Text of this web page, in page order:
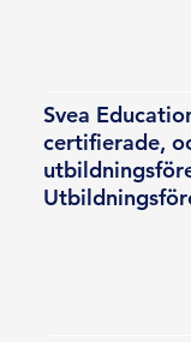
Svea
certifierade,